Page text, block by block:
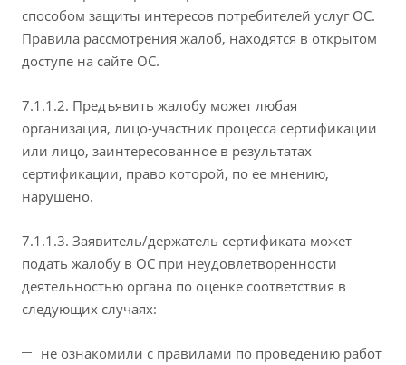
способом защиты интересов потребителей услуг ОС.
Правила рассмотрения жалоб, находятся в открытом
доступе на сайте ОС.
7.1.1.2. Предъявить жалобу может любая
организация, лицо-участник процесса сертификации
или лицо, заинтересованное в результатах
сертификации, право которой, по ее мнению,
нарушено.
7.1.1.3. Заявитель/держатель сертификата может
подать жалобу в ОС при неудовлетворенности
деятельностью органа по оценке соответствия в
следующих случаях:
не ознакомили с правилами по проведению работ